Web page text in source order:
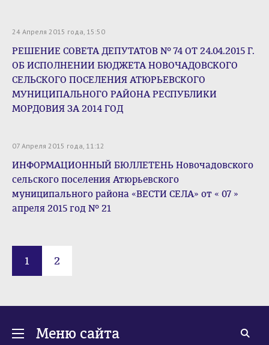
24 Апреля 2015 года, 15:50
РЕШЕНИЕ СОВЕТА ДЕПУТАТОВ № 74 ОТ 24.04.2015 Г.
ОБ ИСПОЛНЕНИИ БЮДЖЕТА НОВОЧАДОВСКОГО
СЕЛЬСКОГО ПОСЕЛЕНИЯ АТЮРЬЕВСКОГО
МУНИЦИПАЛЬНОГО РАЙОНА РЕСПУБЛИКИ
МОРДОВИЯ ЗА 2014 ГОД
07 Апреля 2015 года, 11:12
ИНФОРМАЦИОННЫЙ БЮЛЛЕТЕНЬ Новочадовского
сельского поселения Атюрьевского
муниципального района «ВЕСТИ СЕЛА» от « 07 »
апреля 2015 год № 21
1 2
Меню сайта